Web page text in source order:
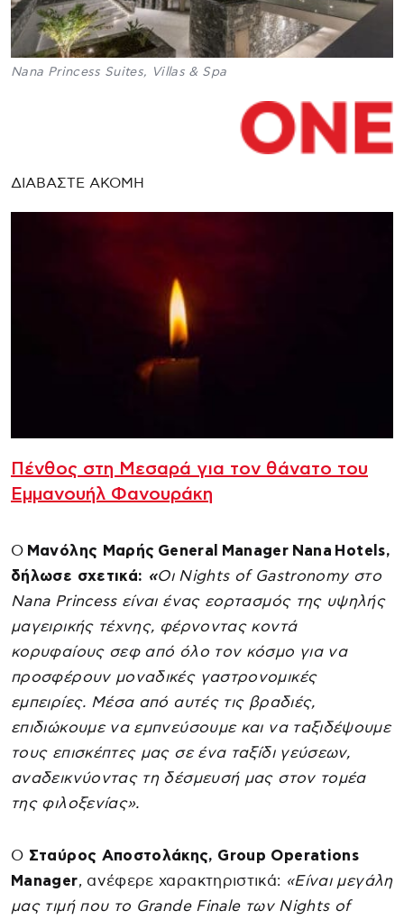
Nana Princess Suites, Villas & Spa
ΔΙΑΒΑΣΤΕ ΑΚΟΜΗ
Πένθος στη Μεσαρά για τον θάνατο του
Εμμανουήλ Φανουράκη
Ο Μανόλης Μαρής General Manager Nana Hotels,
δήλωσε σχετικά: «ΟιNights of Gastronomy στο
Nana Princess είναι ένας εορτασμός της υψηλής
μαγειρικής τέχνης, φέρνοντας κοντά
κορυφαίους σεφ από όλο τον κόσμο για να
προσφέρουν μοναδικές γαστρονομικές
εμπειρίες. Μέσα από αυτές τις βραδιές,
επιδιώκουμε να εμπνεύσουμε και να ταξιδέψουμε
τους επισκέπτες μας σε ένα ταξίδι γεύσεων,
αναδεικνύοντας τη δέσμευσή μας στον τομέα
της φιλοξενίας».
Ο Σταύρος Αποστολάκης, Group Operations
Manager, ανέφερε χαρακτηριστικά: «Είναι μεγάλη
μας τιμή που το Grande Finale των Nights of